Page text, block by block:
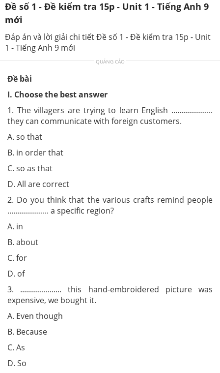
Đề số 1 - Đề kiểm tra 15p - Unit 1 - Tiếng Anh 9
mới
Đáp án và lời giải chi tiết Đề số 1 - Đề kiểm tra 15p - Unit
1 - Tiếng Anh 9 mới
QUẢNG CÁO
Đề bài
I. Choose the best answer
1. The villagers are trying to learn English .....................
they can communicate with foreign customers.
A. so that
B. in order that
C. so as that
D. All are correct
2. Do you think that the various crafts remind people
..................... a specific region?
A. in
B. about
C. for
D. of
3. ..................... this hand-embroidered picture was
expensive, we bought it.
A. Even though
B. Because
C. As
D. So